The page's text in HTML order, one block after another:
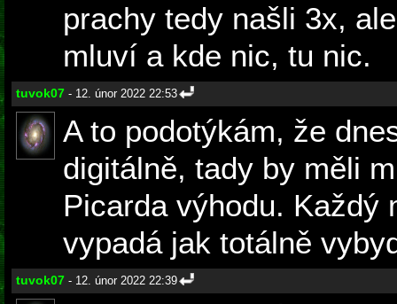
prachy tedy našli 3x,
mluví a kde nic, tu nic.
tuvok07 - 12. únor 2022 22:53
A to podotýkám, že
digitálně, tady by měli
Picarda výhodu. Každý
vypadá jak totálně
tuvok07 - 12. únor 2022 22:39